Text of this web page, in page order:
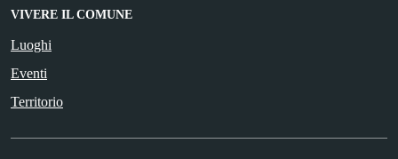
VIVERE IL COMUNE
Luoghi
Eventi
Territorio